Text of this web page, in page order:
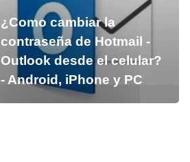
¿Como cambiar la
contraseña de Hotmail -
Outlook desde el celular?
- Android, iPhone y PC